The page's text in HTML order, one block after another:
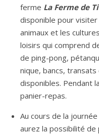
ferme La Ferme de
disponible pour
animaux et les
loisirs qui comprend
de ping-pong,
nique, bancs,
disponibles. Pendant
panier-repas.
Au cours de la
aurez la possibilité